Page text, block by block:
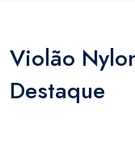
Violão
Destaque